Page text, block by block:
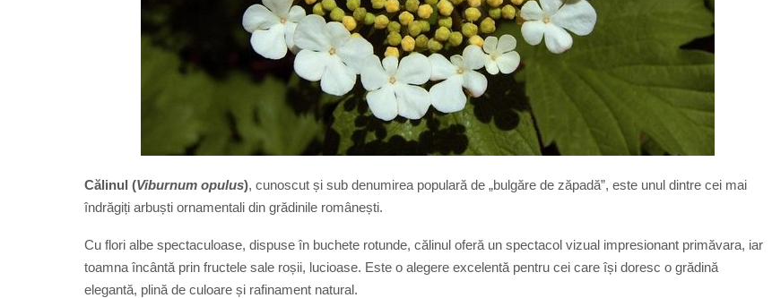
Călinul (Viburnum opulus), cunoscut și sub denumirea populară de „bulgăre de zăpadă”, este unul dintre cei mai
îndrăgiți arbuști ornamentali din grădinile românești.
Cu flori albe spectaculoase, dispuse în buchete rotunde, călinul oferă un spectacol vizual impresionant primăvara, iar
toamna încântă prin fructele sale roșii, lucioase. Este o alegere excelentă pentru cei care își doresc o grădină
elegantă, plină de culoare și rafinament natural.